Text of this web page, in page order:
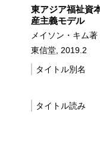
東アジア福祉資
産主義モデル
メイソン・キム著
東信堂, 2019.2
タイトル別名
タイトル読み